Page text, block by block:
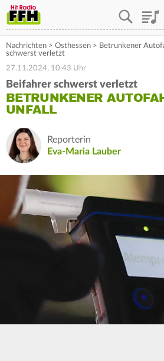
Nachrichten > Osthessen > Betrunkener
schwerst verletzt
27.11.2024, 10:43 Uhr
Beifahrer schwerst verletzt
BETRUNKENER
UNFALL
Reporterin
Eva-Maria Lauber